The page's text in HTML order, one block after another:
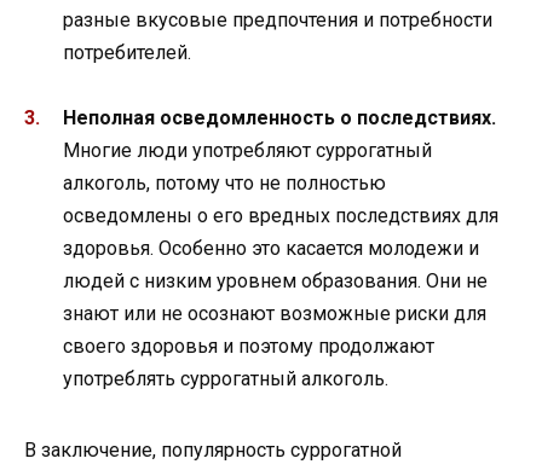
разные вкусовые предпочтения и потребности
потребителей.
Неполная осведомленность о последствиях.
Многие люди употребляют суррогатный
алкоголь, потому что не полностью
осведомлены о его вредных последствиях для
здоровья. Особенно это касается молодежи и
людей с низким уровнем образования. Они не
знают или не осознают возможные риски для
своего здоровья и поэтому продолжают
употреблять суррогатный алкоголь.
В заключение, популярность суррогатной